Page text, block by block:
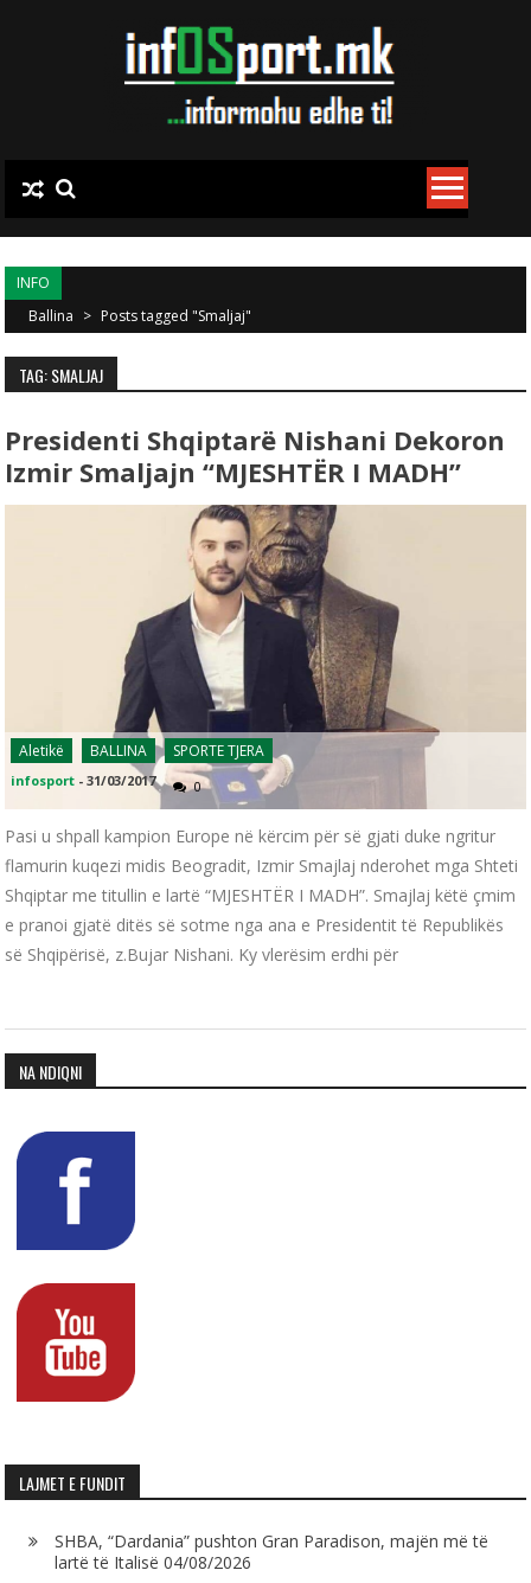
INFO
Ballina > Posts tagged "Smaljaj"
TAG: SMALJAJ
Presidenti Shqiptarë Nishani Dekoron
Izmir Smaljajn “MJESHTËR I MADH”
Aletikë BALLINA SPORTE TJERA
infosport -31/03/2017 0
Pasi u shpall kampion Europe në kërcim për së gjati duke ngritur
flamurin kuqezi midis Beogradit, Izmir Smajlaj nderohet mga Shteti
Shqiptar me titullin e lartë “MJESHTËR I MADH”. Smajlaj këtë çmim
e pranoi gjatë ditës së sotme nga ana e Presidentit të Republikës
së Shqipërisë, z.Bujar Nishani. Ky vlerësim erdhi për
NA NDIQNI
LAJMET E FUNDIT
SHBA, “Dardania” pushton Gran Paradison, majën më të
lartë të Italisë 04/08/2026